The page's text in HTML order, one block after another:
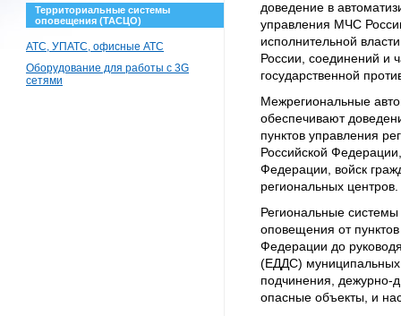
Территориальные системы
оповещения (ТАСЦО)
АТС, УПАТС, офисные АТС
Оборудование для работы с 3G
сетями
доведение в
управления МЧС
исполнительной
России, соединений и
государственной
Межрегиональные
обеспечивают
пунктов управления
Российской
Федерации, войск
региональных центров.
Региональные
оповещения от
Федерации до
(ЕДДС) муниципальных
подчинения, дежурно-
опасные объекты, и